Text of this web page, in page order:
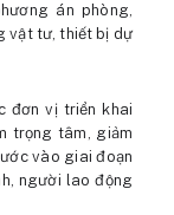
án phòng,
vật tư, thiết bị dự
đơn vị triển khai
trọng tâm, giảm
vào giai đoạn
người lao động